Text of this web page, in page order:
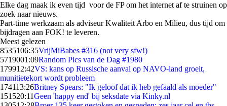
Elke dag maak ik even tijd voor de FP om het internet af te struinen op
zoek naar nieuws.
Part-time werkzaam als adviseur Kwaliteit Arbo en Milieu, dus tijd om
bijdragen aan FOK! te leveren.
Meest gelezen
8535106:35VrijMiBabes #316 (not very sfw!)
5719001:09Random Pics van de Dag #1980
179912:42VS: kans op Russische aanval op NAVO-land groeit,
munitietekort wordt probleem
174113:26Britney Spears: "Ik geloof dat ik heb gefaald als moeder"
151520:11Geen 'happy end' bij seksdate via Kinky.nl